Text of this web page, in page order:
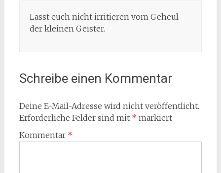
Lasst euch nicht irritieren vom Geheul
der kleinen Geister.
Schreibe einen Kommentar
Deine E-Mail-Adresse wird nicht veröffentlicht.
Erforderliche Felder sind mit * markiert
Kommentar *